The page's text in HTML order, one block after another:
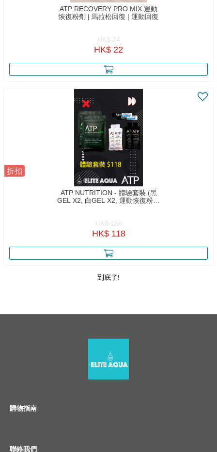
ATP RECOVERY PRO MIX 運動
恢復粉劑 | 馬拉松回復 | 運動回復
HK$ 24
HK$ 22
折扣
ATP NUTRITION - 體驗套裝 (黑
GEL X2, 白GEL X2, 運動恢復粉劑
HK$ 150
HK$ 118
到底了!
購物指南
聯絡我們